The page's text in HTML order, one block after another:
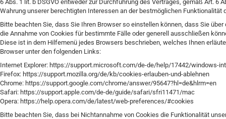
6 Abs. 1 lit. b DSGVO entweder zur Durchführung des Vertrages, gemäß Art. 6
Wahrung unserer berechtigten Interessen an der bestmöglichen
Bitte beachten Sie, dass Sie Ihren Browser so einstellen können, dass Sie
die Annahme von Cookies für bestimmte Fälle oder generell ausschließen
Diese ist in dem Hilfemenü jedes Browsers beschrieben, welches Ihnen
Browser unter den folgenden Links:
Internet Explorer: https://support.microsoft.com/de-de/help/17442/windows-
Firefox: https://support.mozilla.org/de/kb/cookies-erlauben-und-ablehnen
Chrome: https://support.google.com/chrome/answer/95647?hl=de&hlrm=en
Safari: https://support.apple.com/de-de/guide/safari/sfri11471/mac
Opera: https://help.opera.com/de/latest/web-preferences/#cookies
Bitte beachten Sie, dass bei Nichtannahme von Cookies die Funktionalität